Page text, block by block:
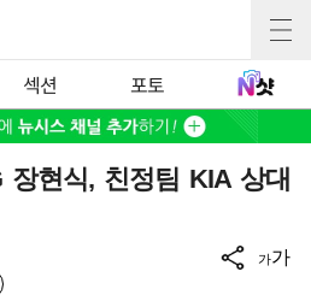
섹션 포토
현식, 친정팀 KIA 상대
가가